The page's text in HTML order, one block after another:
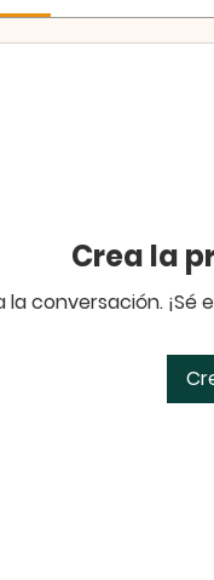
Crea la
la conversación.